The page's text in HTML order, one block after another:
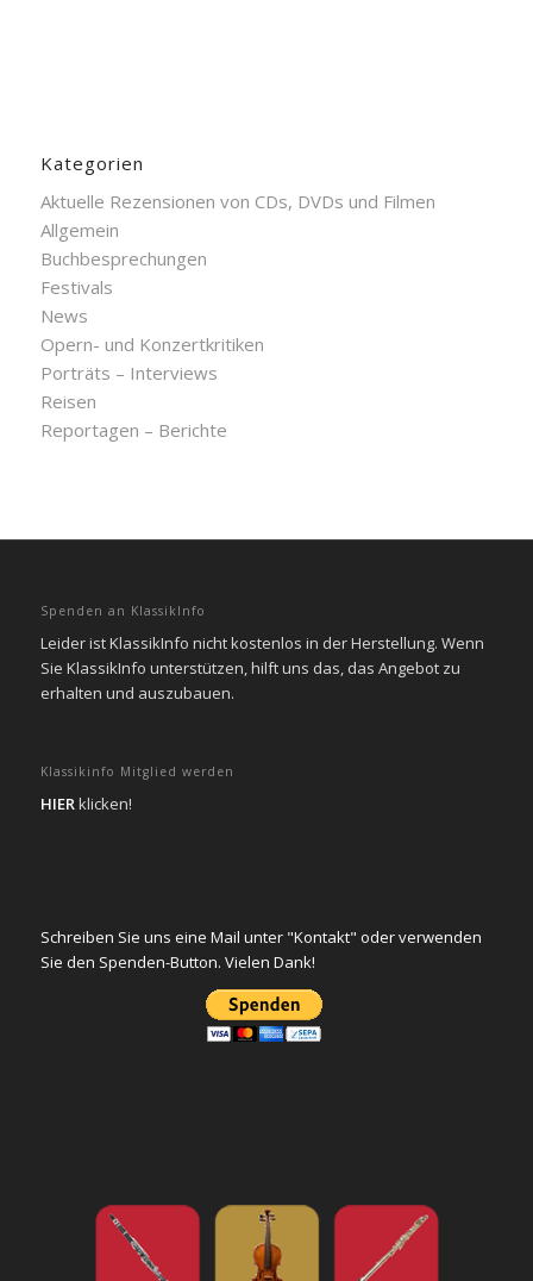
Kategorien
Aktuelle Rezensionen von CDs, DVDs und Filmen
Allgemein
Buchbesprechungen
Festivals
News
Opern- und Konzertkritiken
Porträts – Interviews
Reisen
Reportagen – Berichte
Spenden an KlassikInfo
Leider ist KlassikInfo nicht kostenlos in der Herstellung. Wenn
Sie KlassikInfo unterstützen, hilft uns das, das Angebot zu
erhalten und auszubauen.
Klassikinfo Mitglied werden
HIERklicken!
Schreiben Sie uns eine Mail unter "Kontakt" oder verwenden
Sie den Spenden-Button. Vielen Dank!